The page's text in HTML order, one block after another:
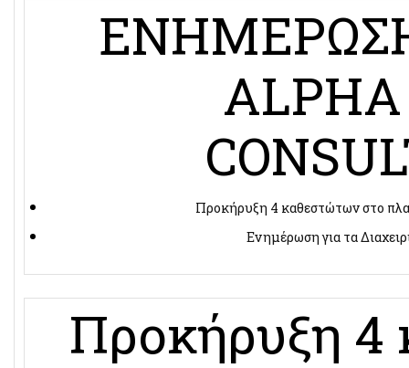
Προκήρυξη 4 καθεστώτων στο
Ενημέρωση για τα
Προκήρυξη